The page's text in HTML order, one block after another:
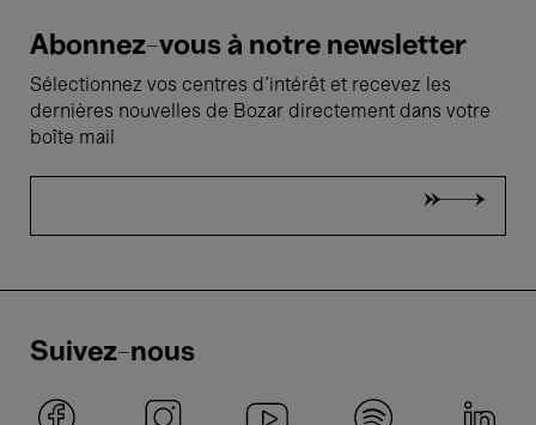
Abonnez-vous à notre newsletter
Sélectionnez vos centres d'intérêt et recevez les
dernières nouvelles de Bozar directement dans votre
boîte mail
Suivez-nous